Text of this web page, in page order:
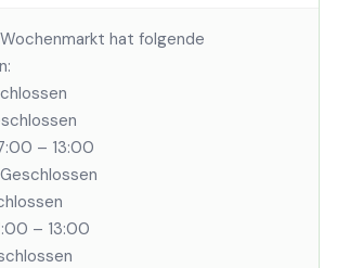
hat folgende
– 13:00
– 13:00